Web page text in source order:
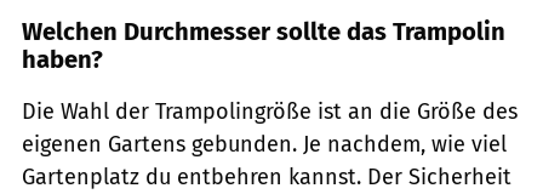
Welchen Durchmesser sollte das Trampolin
haben?
Die Wahl der Trampolingröße ist an die Größe des
eigenen Gartens gebunden. Je nachdem, wie viel
Gartenplatz du entbehren kannst. Der Sicherheit